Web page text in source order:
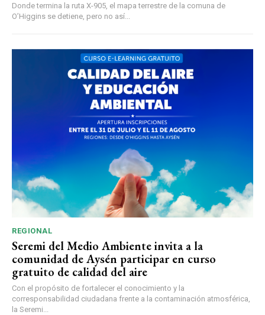
Donde termina la ruta X-905, el mapa terrestre de la comuna de
O’Higgins se detiene, pero no así...
REGIONAL
Seremi del Medio Ambiente invita a la
comunidad de Aysén participar en curso
gratuito de calidad del aire
Con el propósito de fortalecer el conocimiento y la
corresponsabilidad ciudadana frente a la contaminación atmosférica,
la Seremi...